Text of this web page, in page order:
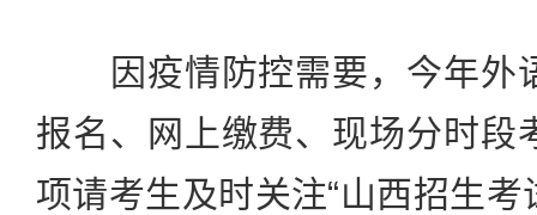
因疫情防控需要，今年外
报名、网上缴费、现场分时段
项请考生及时关注“山西招生考